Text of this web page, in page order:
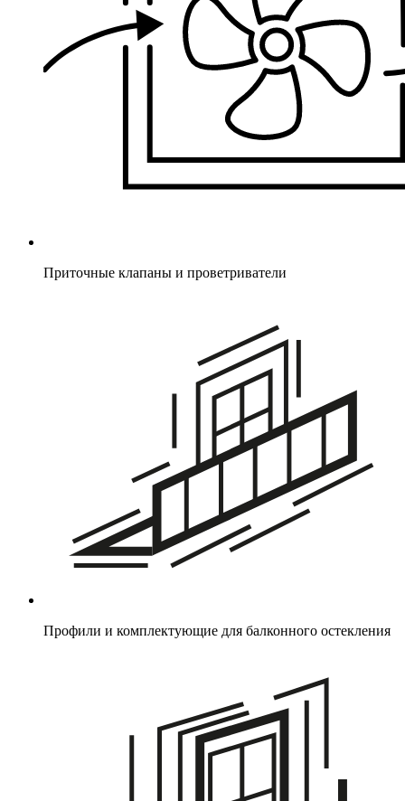
Приточные клапаны и проветриватели
Профили и комплектующие для балконного остекления